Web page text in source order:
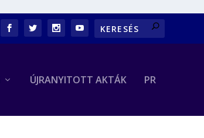
ÚJRANYITOTT AKTÁK PR